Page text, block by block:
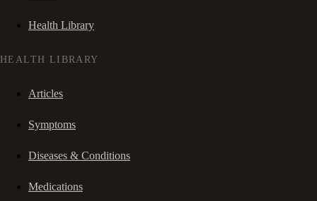
Health Library
HEALTH LIBRARY
Articles
Symptoms
Diseases & Conditions
Medications